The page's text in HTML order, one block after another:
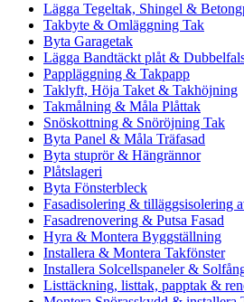
Lägga Tegeltak, Shingel &
Takbyte & Omläggning Tak
Byta Garagetak
Lägga Bandtäckt plåt &
Pappläggning & Takpapp
Taklyft, Höja Taket & Takhöjning
Takmålning & Måla Plåttak
Snöskottning & Snöröjning Tak
Byta Panel & Måla Träfasad
Byta stuprör & Hängrännor
Plåtslageri
Byta Fönsterbleck
Fasadisolering & tilläggsisolering
Fasadrenovering & Putsa Fasad
Hyra & Montera Byggställning
Installera & Montera Takfönster
Installera Solcellspaneler &
Listtäckning, listtak, papptak &